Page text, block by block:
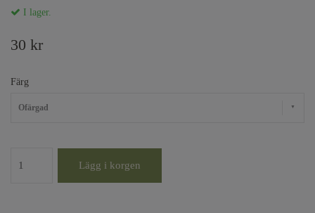
I lager.
30 kr
Färg
Ofärgad
Lägg i korgen